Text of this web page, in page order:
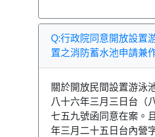
Q:行政院同意開放設置
置之消防蓄水池申請兼
關於開放民間設置游泳
八十六年三月三日台（
七五九號函同意在案。
年三月二十五日台內營